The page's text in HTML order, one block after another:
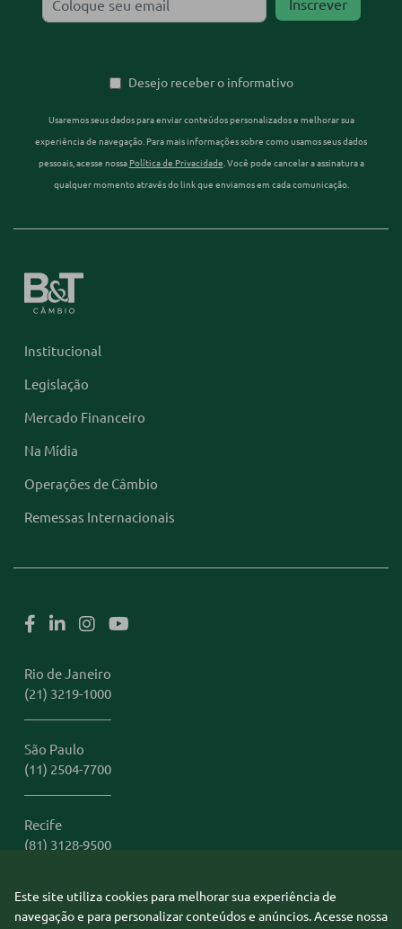
Institucional
Legislação
Mercado Financeiro
Na Mídia
Operações de Câmbio
Remessas Internacionais
Desejo receber o informativo
Usaremos seus dados para enviar conteúdos personalizados e melhorar sua
experiência de navegação. Para mais informações sobre como usamos seus dados
pessoais, acesse nossa Política de Privacidade. Você pode cancelar a assinatura a
qualquer momento através do link que enviamos em cada comunicação.
Rio de Janeiro
(21) 3219-1000
São Paulo
(11) 2504-7700
Recife
(81) 3128-9500
Miami
1 (305) 306-2401
Este site utiliza cookies para melhorar sua experiência de
navegação e para personalizar conteúdos e anúncios. Acesse nossa